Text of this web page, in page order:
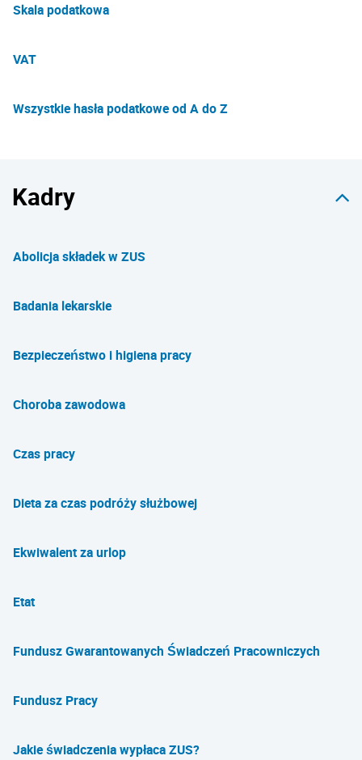
Skala podatkowa
VAT
Wszystkie hasła podatkowe od A do Z
Kadry
Abolicja składek w ZUS
Badania lekarskie
Bezpieczeństwo i higiena pracy
Choroba zawodowa
Czas pracy
Dieta za czas podróży służbowej
Ekwiwalent za urlop
Etat
Fundusz Gwarantowanych Świadczeń Pracowniczych
Fundusz Pracy
Jakie świadczenia wypłaca ZUS?